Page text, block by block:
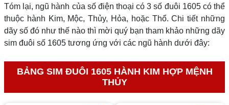
Tóm lại, ngũ hành của số điện thoại có 3 số đuôi 1605 có thể
thuộc hành Kim, Mộc, Thủy, Hỏa, hoặc Thổ. Chi tiết những
dãy số đó như thế nào thì mời quý bạn tham khảo những dãy
sim đuôi số 1605 tương ứng với các ngũ hành dưới đây:
BẢNG SIM ĐUÔI 1605 HÀNH KIM HỢP MỆNH
THỦY